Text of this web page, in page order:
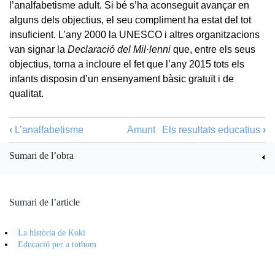
l’analfabetisme adult. Si bé s’ha aconseguit avançar en
alguns dels objectius, el seu compliment ha estat del tot
insuficient. L’any 2000 la UNESCO i altres organitzacions
van signar la Declaració del Mil·lenni que, entre els seus
objectius, torna a incloure el fet que l’any 2015 tots els
infants disposin d’un ensenyament bàsic gratuït i de
qualitat.
‹ L’analfabetisme Amunt Els resultats educatius ›
Sumari de l’obra
Sumari de l’article
La història de Koki
Educació per a tothom